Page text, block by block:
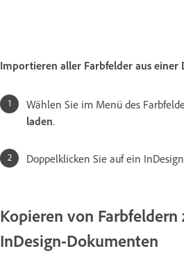
Importieren aller Farbfelder aus einer
Wählen Sie im Menü des
laden.
Doppelklicken Sie auf ein
Kopieren von Farbfeldern
InDesign-Dokumenten